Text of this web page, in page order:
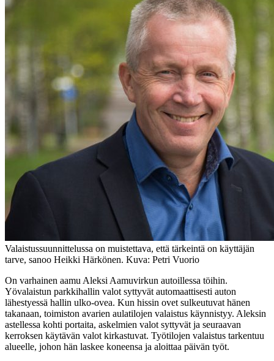
Valaistussuunnittelussa on muistettava, että tärkeintä on käyttäjän
tarve, sanoo Heikki Härkönen. Kuva: Petri Vuorio
On varhainen aamu Aleksi Aamuvirkun autoillessa töihin.
Yövalaistun parkkihallin valot syttyvät automaattisesti auton
lähestyessä hallin ulko-ovea. Kun hissin ovet sulkeutuvat hänen
takanaan, toimiston avarien aulatilojen valaistus käynnistyy. Aleksin
astellessa kohti portaita, askelmien valot syttyvät ja seuraavan
kerroksen käytävän valot kirkastuvat. Työtilojen valaistus tarkentuu
alueelle, johon hän laskee koneensa ja aloittaa päivän työt.